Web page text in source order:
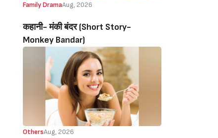
Family DramaAug, 2026
कहानी- मंकी बंदर‌ (Short Story-
Monkey Bandar)
OthersAug, 2026